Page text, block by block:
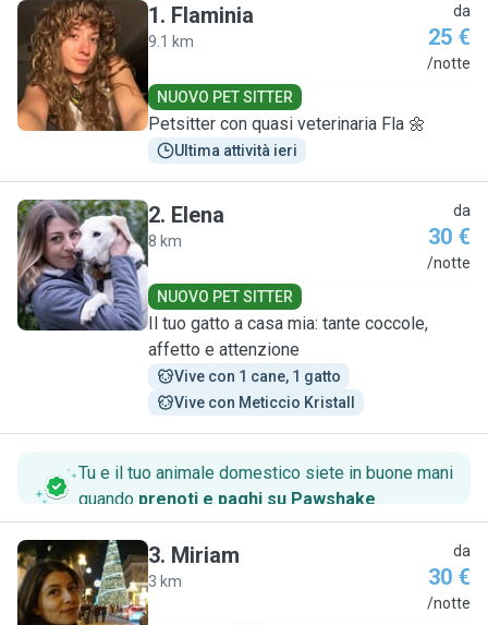
F
1. Flaminia
9.1 km
da
25 €
/notte
NUOVO PET SITTER
Petsitter con quasi veterinaria Fla 🌼
Ultima attività ieri
E
2. Elena
8 km
da
30 €
/notte
NUOVO PET SITTER
Il tuo gatto a casa mia: tante coccole,
affetto e attenzione
Vive con 1 cane, 1 gatto
Vive con Meticcio Kristall
Tu e il tuo animale domestico siete in buone mani
quando prenoti e paghi su Pawshake.
M
3. Miriam
3 km
da
30 €
/notte